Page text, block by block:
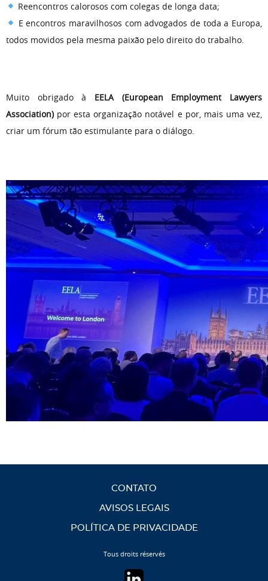
Reencontros calorosos com colegas de longa data;
E encontros maravilhosos com advogados de toda a Europa,
todos movidos pela mesma paixão pelo direito do trabalho.
Muito obrigado à EELA (European Employment Lawyers
Association)por esta organização notável e por, mais uma vez,
criar um fórum tão estimulante para o diálogo.
CONTATO
AVISOS LEGAIS
POLÍTICA DE PRIVACIDADE
Tous droits réservés